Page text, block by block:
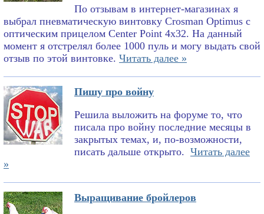
По отзывам в интернет-магазинах я
выбрал пневматическую винтовку Crosman Optimus с
оптическим прицелом Center Point 4x32. На данный
момент я отстрелял более 1000 пуль и могу выдать свой
отзыв по этой винтовке. Читать далее »
Пишу про войну
Решила выложить на форуме то, что
писала про войну последние месяцы в
закрытых темах, и, по-возможности,
писать дальше открыто. Читать далее
»
Выращивание бройлеров